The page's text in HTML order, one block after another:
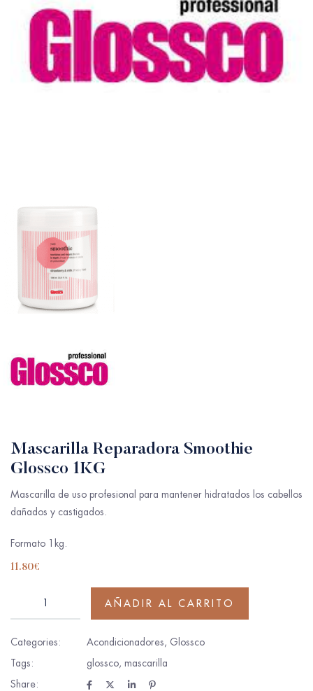
Mascarilla Reparadora Smoothie
Glossco 1KG
Mascarilla de uso profesional para mantener hidratados los cabellos
dañados y castigados.
Formato 1kg.
11.80€
AÑADIR AL CARRITO
Categories: Acondicionadores, Glossco
Tags:
glossco, mascarilla
Share: